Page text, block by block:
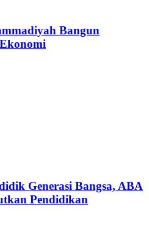
Bangun
Generasi Bangsa, ABA
Pendidikan